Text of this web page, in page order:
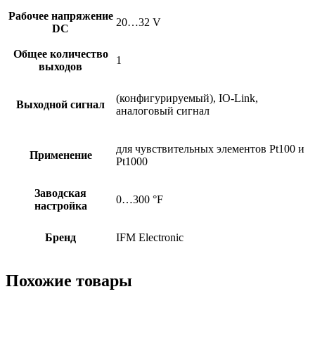
Рабочее напряжение
DC
20…32 V
Общее количество
выходов
1
Выходной сигнал
(конфигурируемый), IO-Link,
аналоговый сигнал
Применение
для чувствительных элементов Pt100 и
Pt1000
Заводская
настройка
0…300 °F
Бренд IFM Electronic
Похожие товары